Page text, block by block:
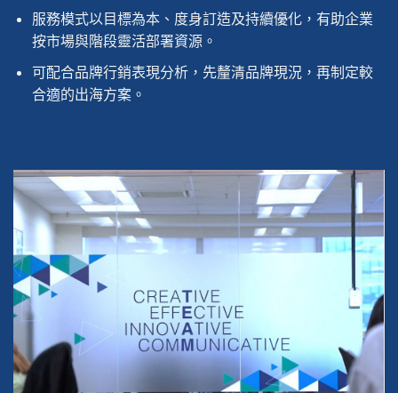
服務模式以目標為本、度身訂造及持續優化，有助企業
按市場與階段靈活部署資源。
可配合品牌行銷表現分析，先釐清品牌現況，再制定較
合適的出海方案。